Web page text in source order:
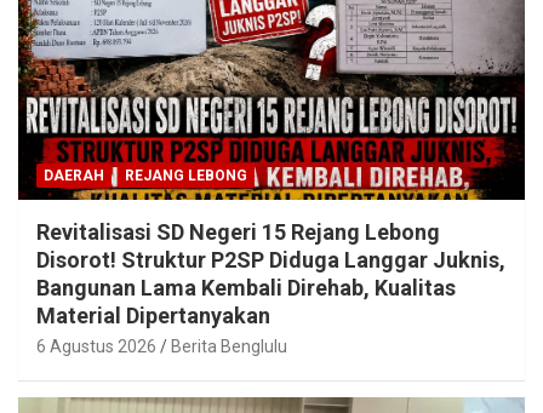
DAERAH REJANG LEBONG
Revitalisasi SD Negeri 15 Rejang Lebong
Disorot! Struktur P2SP Diduga Langgar Juknis,
Bangunan Lama Kembali Direhab, Kualitas
Material Dipertanyakan
6 Agustus 2026 Berita Benglulu